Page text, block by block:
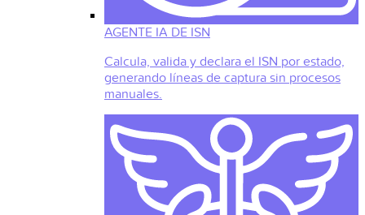
AGENTE IA DE ISN
Calcula, valida y declara el ISN por estado,
generando líneas de captura sin procesos
manuales.